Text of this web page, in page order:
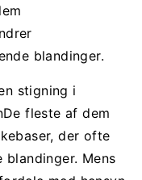
blandinger.
stigning i
De fleste af dem
der ofte
Mens